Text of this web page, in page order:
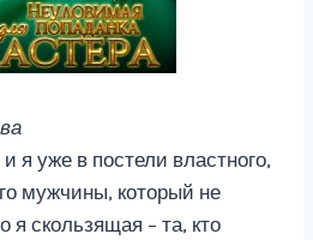
я уже в постели властного,
мужчины, который не
я скользящая – та, кто